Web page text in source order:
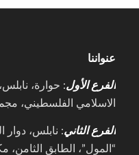
عنواننا
الفرع الأول: حوارة،
الاسلامي الفلسطيني،
الفرع الثاني: نابلس، دوار
“المول”، الطابق الثامن،